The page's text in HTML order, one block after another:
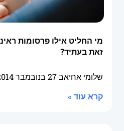
מי החליט אילו פרסומות
זאת בעתיד?
שלומי אחיאב27 בנובמבר 2014
קרא עוד »